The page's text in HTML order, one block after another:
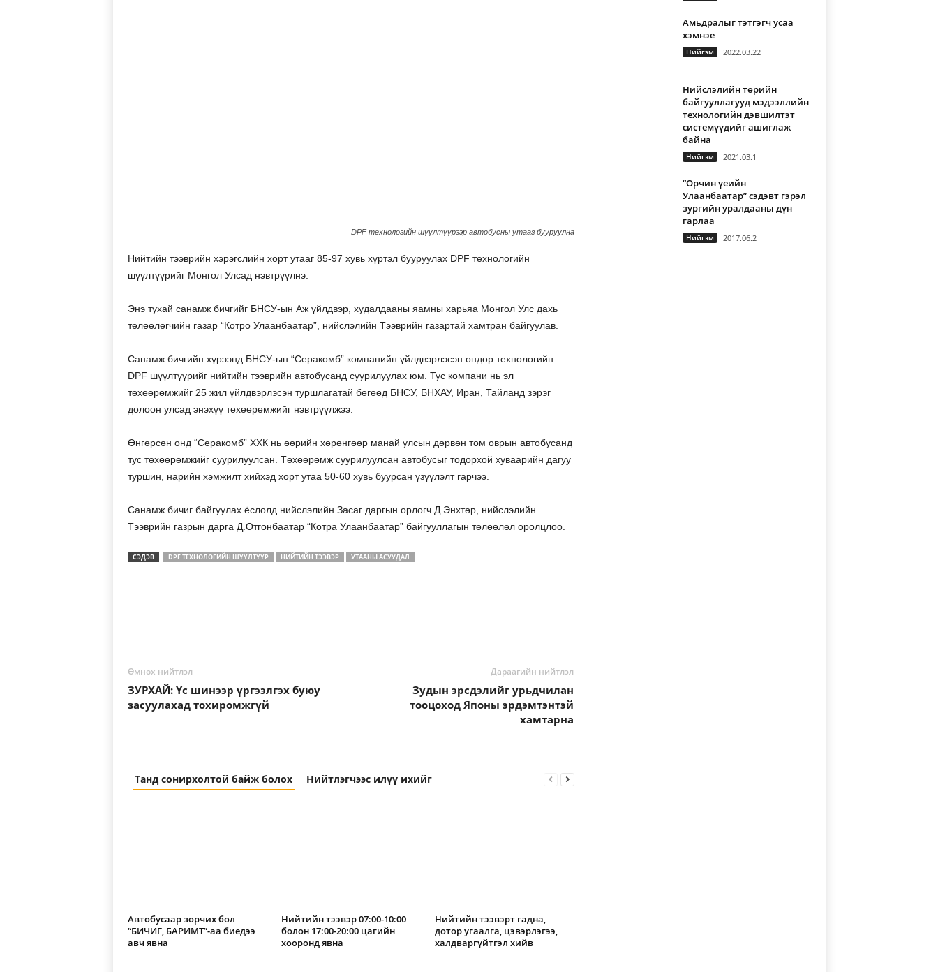
DPF технологийн шүүлтүүрээр автобусны утааг бууруулна
Нийтийн тээврийн хэрэгслийн хорт утааг 85-97 хувь хүртэл бууруулах DPF технологийн
шүүлтүүрийг Монгол Улсад нэвтрүүлнэ.
Энэ тухай санамж бичгийг БНСУ-ын Аж үйлдвэр, худалдааны яамны харьяа Монгол Улс дахь
төлөөлөгчийн газар “Котро Улаанбаатар”, нийслэлийн Тээврийн газартай хамтран байгуулав.
Санамж бичгийн хүрээнд БНСУ-ын “Серакомб” компанийн үйлдвэрлэсэн өндөр технологийн
DPF шүүлтүүрийг нийтийн тээврийн автобусанд суурилуулах юм. Тус компани нь эл
төхөөрөмжийг 25 жил үйлдвэрлэсэн туршлагатай бөгөөд БНСУ, БНХАУ, Иран, Тайланд зэрэг
долоон улсад энэхүү төхөөрөмжийг нэвтрүүлжээ.
Өнгөрсөн онд “Серакомб” ХХК нь өөрийн хөрөнгөөр манай улсын дөрвөн том оврын автобусанд
тус төхөөрөмжийг суурилуулсан. Төхөөрөмж суурилуулсан автобусыг тодорхой хуваарийн дагуу
туршин, нарийн хэмжилт хийхэд хорт утаа 50-60 хувь буурсан үзүүлэлт гарчээ.
Санамж бичиг байгуулах ёслолд нийслэлийн Засаг даргын орлогч Д.Энхтөр, нийслэлийн
Тээврийн газрын дарга Д.Отгонбаатар “Котра Улаанбаатар” байгууллагын төлөөлөл оролцлоо.
СЭДЭВ DPF ТЕХНОЛОГИЙН ШҮҮЛТҮҮР НИЙТИЙН ТЭЭВЭР УТААНЫ АСУУДАЛ
Өмнөх нийтлэл
ЗУРХАЙ: Үс шинээр үргээлгэх буюу
засуулахад тохиромжгүй
Дараагийн нийтлэл
Зудын эрсдэлийг урьдчилан
тооцоход Японы эрдэмтэнтэй
хамтарна
Танд сонирхолтой байж болох Нийтлэгчээс илүү ихийг
Автобусаар зорчих бол
“БИЧИГ, БАРИМТ”-аа биедээ
авч явна
Нийтийн тээвэр 07:00-10:00
болон 17:00-20:00 цагийн
хооронд явна
Нийтийн тээвэрт гадна,
дотор угаалга, цэвэрлэгээ,
халдваргүйтгэл хийв
Амьдралыг тэтгэгч усаа
хэмнэе
Нийгэм 2022.03.22
Нийслэлийн төрийн
байгууллагууд мэдээллийн
технологийн дэвшилтэт
системүүдийг ашиглаж
байна
Нийгэм 2021.03.1
“Орчин үеийн
Улаанбаатар” сэдэвт гэрэл
зургийн уралдааны дүн
гарлаа
Нийгэм 2017.06.2